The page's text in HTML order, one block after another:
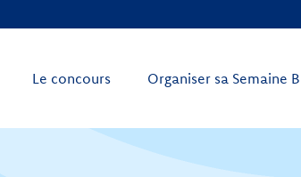
Le concours Organiser sa Semaine